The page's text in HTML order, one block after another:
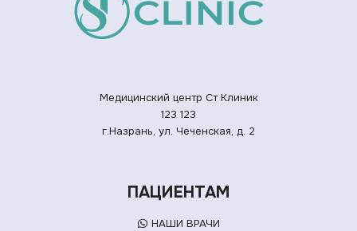
Медицинский центр Ст Клиник
123 123
г.Назрань, ул. Чеченская, д. 2
ПАЦИЕНТАМ
НАШИ ВРАЧИ